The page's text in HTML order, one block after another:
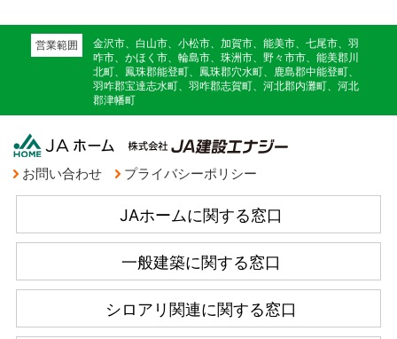
営業範囲
金沢市、白山市、小松市、加賀市、能美市、七尾市、羽
咋市、かほく市、輪島市、珠洲市、野々市市、能美郡川
北町、鳳珠郡能登町、鳳珠郡穴水町、鹿島郡中能登町、
羽咋郡宝達志水町、羽咋郡志賀町、河北郡内灘町、河北
郡津幡町
お問い合わせ プライバシーポリシー
JAホームに関する窓口
一般建築に関する窓口
シロアリ関連に関する窓口